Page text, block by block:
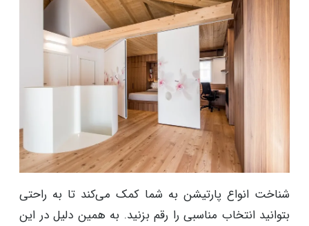
شناخت انواع پارتیشن به شما کمک می‌کند تا به راحتی
بتوانید انتخاب مناسبی را رقم بزنید. به همین دلیل در این